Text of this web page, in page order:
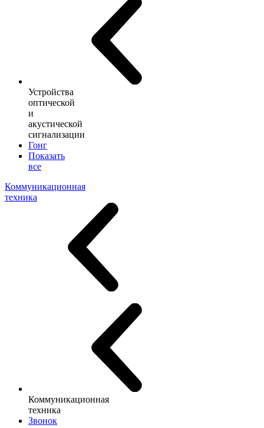
Устройства
оптической
и
акустической
сигнализации
Гонг
Показать
все
Коммуникационная
техника
Коммуникационная
техника
Звонок